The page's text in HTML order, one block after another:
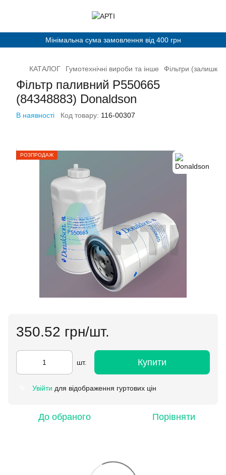
Мінімальна сума замовлення від 400 грн
КАТАЛОГ Гумотехнічні вироби та інше Фільтри (залишки)
Фільтр паливний P550665
(84348883) Donaldson
В наявності Код товару: 116-00307
РОЗПРОДАЖ
350.52 грн/шт.
шт. Купити
Увійти для відображення гуртових цін
До обраного Порівняти